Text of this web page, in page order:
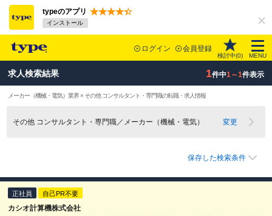
typeのアプリ
インストール
ログイン 会員登録
検討中(0) MENU
求人検索結果 1件中1～1件表示
メーカー（機械・電気）業界 × その他 コンサルタント・専門職の転職・求人情報
その他 コンサルタント・専門職／メーカー（機械・電気） 変更
保存した検索条件
正社員 自己PR不要
カシオ計算機株式会社